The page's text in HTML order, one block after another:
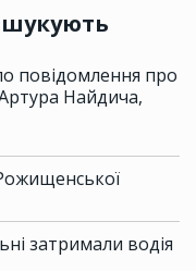
повідомлення про
Найдича,
затримали водія